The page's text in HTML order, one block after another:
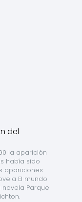
la aparición
había sido
apariciones
El mundo
Parque